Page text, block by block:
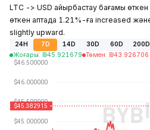
LTC -> USD айырбастау бағамы
өткен аптада 1.21%-ға increased
slightly upward.
24H 7D 14D 30D 60D
200D
Жоғары: ₪45.921679 Төмен: ₪43.926706